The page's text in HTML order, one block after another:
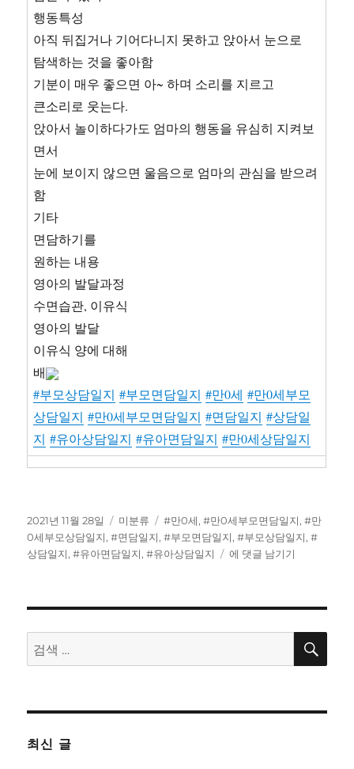
행동특성
아직 뒤집거나 기어다니지 못하고 앉아서 눈으로
탐색하는 것을 좋아함
기분이 매우 좋으면 아~ 하며 소리를 지르고
큰소리로 웃는다.
앉아서 놀이하다가도 엄마의 행동을 유심히 지켜보
면서
눈에 보이지 않으면 울음으로 엄마의 관심을 받으려
함
기타
면담하기를
원하는 내용
영아의 발달과정
수면습관, 이유식
영아의 발달
이유식 양에 대해
배
#부모상담일지 #부모면담일지 #만0세 #만0세부모
상담일지 #만0세부모면담일지 #면담일지 #상담일
지 #유아상담일지 #유아면담일지 #만0세상담일지
작
성
일
2021년 11월 28일
카
테
고
미분류
태
그
#만0세,#만0세부모면담일지,#만
0세부모상담일지,#면담일지,#부모면담일지,#부모상담일지,#
상담일지,#유아면담일지,#유아상담일지
레
습
지
에 댓글 남기기
검
색:
검
최신 글